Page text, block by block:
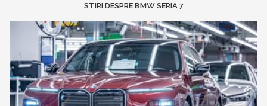
STIRI DESPRE BMW SERIA 7